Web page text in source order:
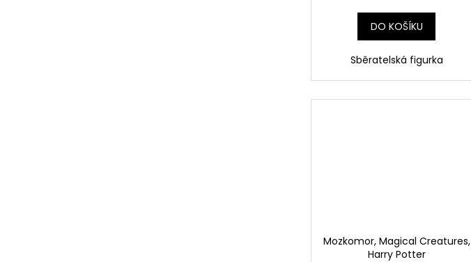
DO KOŠÍKU
Sběratelská figurka
Mozkomor, Magical Creatures,
Harry Potter